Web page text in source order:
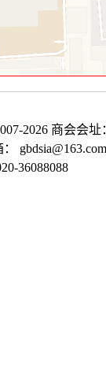
2026 商会会
gbdsia@163.com
36088088